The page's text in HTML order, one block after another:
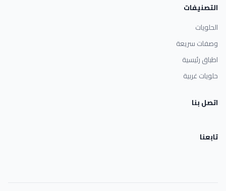
التصنيفات
الحلويات
وصفات سريعة
اطباق رئيسية
حلويات غربية
اتصل بنا
تابعنا